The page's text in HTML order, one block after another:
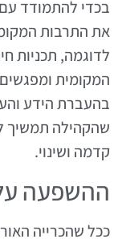
בכדי להתמודד
את התרבות
לדוגמה, תכניות
המקומית
בהעברת הידע
שהקהילה תמשיך
קדמה ושינוי.
ההשפעה על
ככל שהכרייה